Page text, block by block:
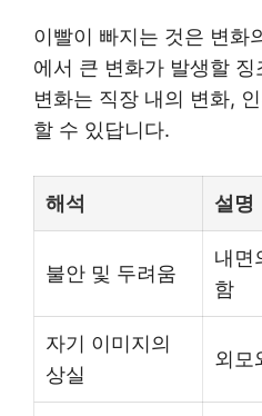
이빨이 빠지는 것은 변화
에서 큰 변화가 발생할
변화는 직장 내의 변화,
할 수 있답니다.
해석 설명
불안 및 두려움
내면
함
자기 이미지의
상실
외모